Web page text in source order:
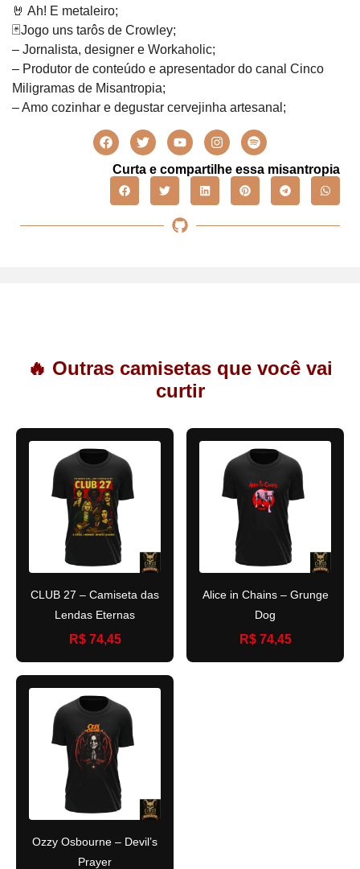
🤘 Ah! E metaleiro;
🃏Jogo uns tarôs de Crowley;
– Jornalista, designer e Workaholic;
– Produtor de conteúdo e apresentador do canal Cinco
Miligramas de Misantropia;
– Amo cozinhar e degustar cervejinha artesanal;
Curta e compartilhe essa misantropia
🔥 Outras camisetas que você vai
curtir
CLUB 27 – Camiseta das
Lendas Eternas
R$ 74,45
Alice in Chains – Grunge
Dog
R$ 74,45
Ozzy Osbourne – Devil’s
Prayer